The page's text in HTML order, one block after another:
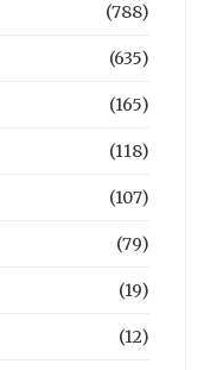
(788)
(635)
(165)
(118)
(107)
(79)
(19)
(12)